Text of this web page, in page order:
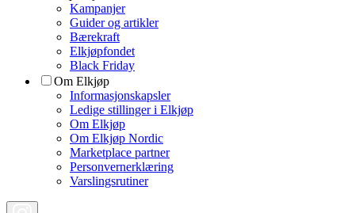
Kampanjer
Guider og artikler
Bærekraft
Elkjøpfondet
Black Friday
Om Elkjøp
Informasjonskapsler
Ledige stillinger i Elkjøp
Om Elkjøp
Om Elkjøp Nordic
Marketplace partner
Personvernerklæring
Varslingsrutiner